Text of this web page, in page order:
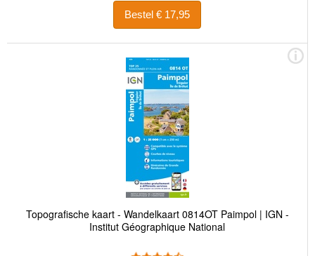
Bestel € 17,95
Topografische kaart - Wandelkaart 0814OT Paimpol | IGN -
Institut Géographique National